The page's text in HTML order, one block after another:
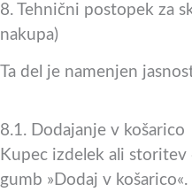
8. Tehnični postopek za
nakupa)
Ta del je namenjen
8.1. Dodajanje v košarico
Kupec izdelek ali
gumb »Dodaj v